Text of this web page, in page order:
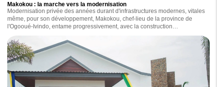
Makokou : la marche vers la modernisation
Modernisation privée des années durant d'infrastructures modernes, vitales
même, pour son développement, Makokou, chef-lieu de la province de
l'Ogooué-Ivindo, entame progressivement, avec la construction
d'infrastructures dont certaines ont été inaugurées en début de semaine
par le chef de l'Etat, Brice Clotaire Oligui Nguema, pendant que d'autres
sont en voie d'achèvement, sa marche vers un futur radieux. Au grand
bonheur des habitants de cette région située au nord-est du Gabon.